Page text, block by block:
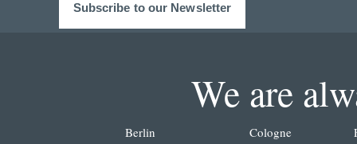
Subscribe to our Newsletter
We are
Berlin Cologne